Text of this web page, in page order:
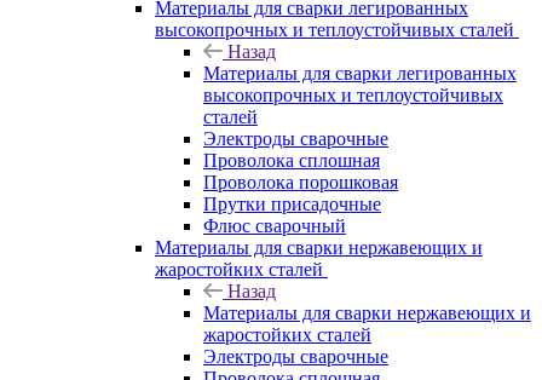
Материалы для сварки легированных
высокопрочных и теплоустойчивых сталей
Назад
Материалы для сварки легированных
высокопрочных и теплоустойчивых
сталей
Электроды сварочные
Проволока сплошная
Проволока порошковая
Прутки присадочные
Флюс сварочный
Материалы для сварки нержавеющих и
жаростойких сталей
Назад
Материалы для сварки нержавеющих и
жаростойких сталей
Электроды сварочные